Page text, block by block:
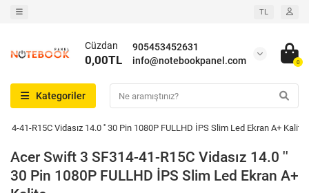
TL
905453452631
info@notebookpanel.com
Cüzdan
0,00TL 0
Kategoriler
41-R15C Vidasız 14.0 '' 30 Pin 1080P FULLHD İPS Slim Led Ekran A+ Kalite
Acer Swift 3 SF314-41-R15C Vidasız 14.0 ''
30 Pin 1080P FULLHD İPS Slim Led Ekran A+